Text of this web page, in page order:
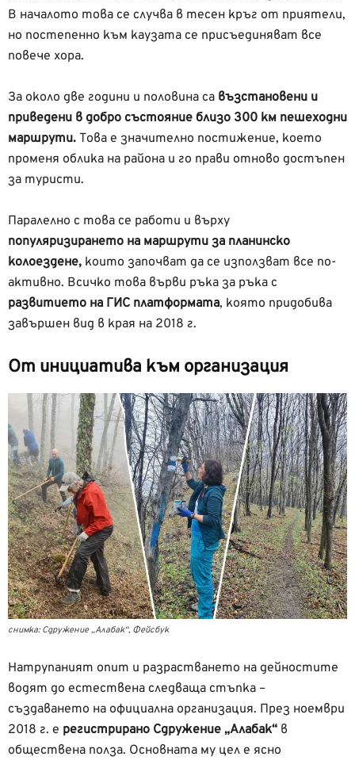
В началото това се случва в тесен кръг от приятели,
но постепенно към каузата се присъединяват все
повече хора.
За около две години и половина са възстановени и
приведени в добро състояние близо 300 км пешеходни
маршрути. Това е значително постижение, което
променя облика на района и го прави отново достъпен
за туристи.
Паралелно с това се работи и върху
популяризирането на маршрути за планинско
колоездене, които започват да се използват все по-
активно. Всичко това върви ръка за ръка с
развитието на ГИС платформата, която придобива
завършен вид в края на 2018 г.
От инициатива към организация
снимка: Сдружение „Алабак“, Фейсбук
Натрупаният опит и разрастването на дейностите
водят до естествена следваща стъпка –
създаването на официална организация. През ноември
2018 г. е регистрирано Сдружение „Алабак“ в
обществена полза. Основната му цел е ясно